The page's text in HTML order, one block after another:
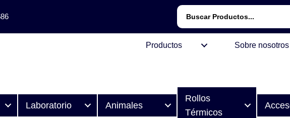
Productos Sobre nosotros
Laboratorio Animales
Rollos
Térmicos